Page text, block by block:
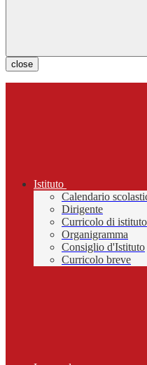
close
Istituto
Calendario
Dirigente
Curricolo di istituto
Organigramma
Consiglio d'Istituto
Curricolo breve